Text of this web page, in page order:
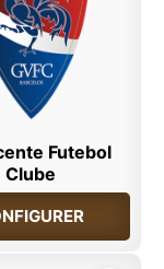
Futebol
Clube